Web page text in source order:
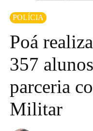
POLÍCIA
Poá
357
parceria
Militar